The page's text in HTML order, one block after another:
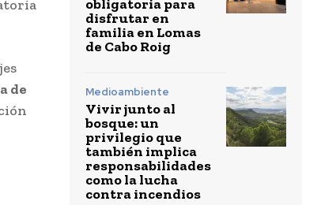
de
obligatoria para
disfrutar en
familia en Lomas
de Cabo Roig
Medioambiente
Vivir junto al
bosque: un
privilegio que
también implica
responsabilidades
como la lucha
contra incendios